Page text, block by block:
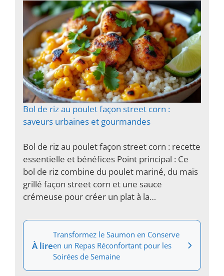
Bol de riz au poulet façon street corn :
saveurs urbaines et gourmandes
Bol de riz au poulet façon street corn : recette
essentielle et bénéfices Point principal : Ce
bol de riz combine du poulet mariné, du maïs
grillé façon street corn et une sauce
crémeuse pour créer un plat à la…
À lire
Transformez le Saumon en Conserve
en un Repas Réconfortant pour les
Soirées de Semaine